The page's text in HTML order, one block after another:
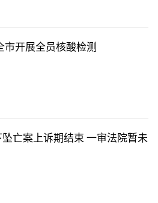
市开展全员核酸检测
亡案上诉期结束 一审法院暂未